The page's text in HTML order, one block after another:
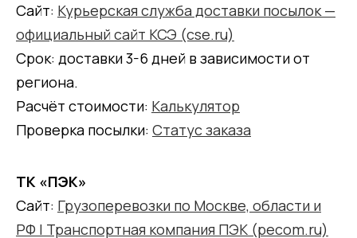
Сайт: Курьерская служба доставки посылок —
официальный сайт КСЭ (cse.ru)
Срок: доставки 3-6 дней в зависимости от
региона.
Расчёт стоимости: Калькулятор
Проверка посылки: Статус заказа
ТК «ПЭК»
Сайт: Грузоперевозки по Москве, области и
РФ | Транспортная компания ПЭК (pecom.ru)